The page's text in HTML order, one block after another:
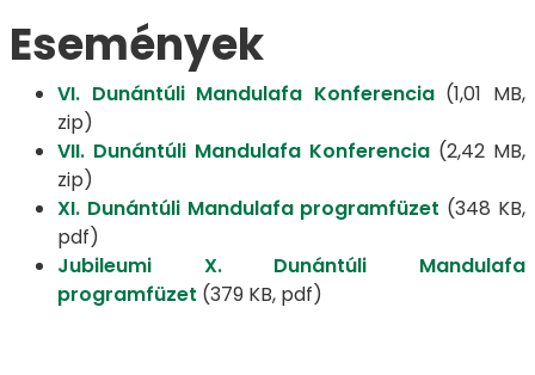
Események
VI. Dunántúli Mandulafa Konferencia(1,01 MB,
zip)
VII. Dunántúli Mandulafa Konferencia (2,42 MB,
zip)
XI. Dunántúli Mandulafa programfüzet (348 KB,
pdf)
Jubileumi X. Dunántúli Mandulafa
programfüzet (379 KB, pdf)